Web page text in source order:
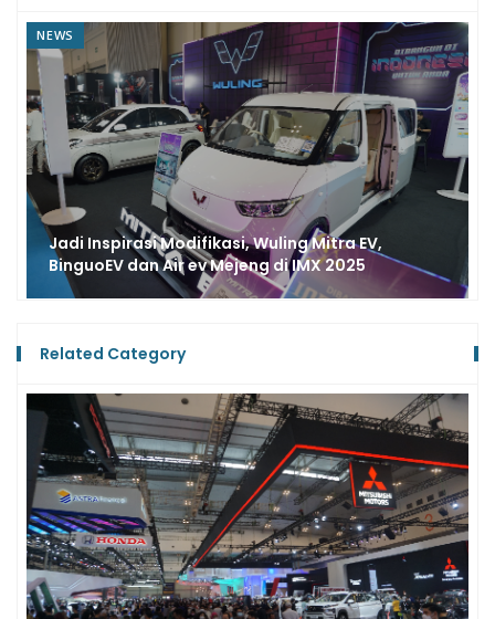
NEWS
Senyum Lebar, Julia Nurmayanti Nonton Musik
Yokjakarta Bawa Pulang Wuling New Air ev Lite
Related Category